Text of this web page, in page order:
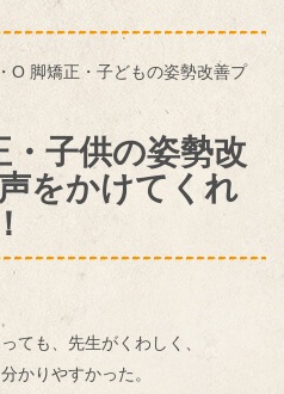
O 脚矯正・子どもの姿勢改善プ
子供の姿勢改
をかけてくれ
ても、先生がくわしく、
かりやすかった。